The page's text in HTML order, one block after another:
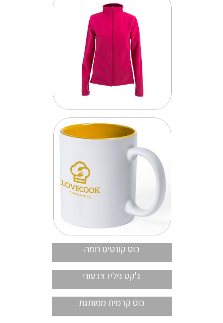
כוס קונטיגו חמה
ג'קט פליז צבעוני
כוס קרמית ממותגת